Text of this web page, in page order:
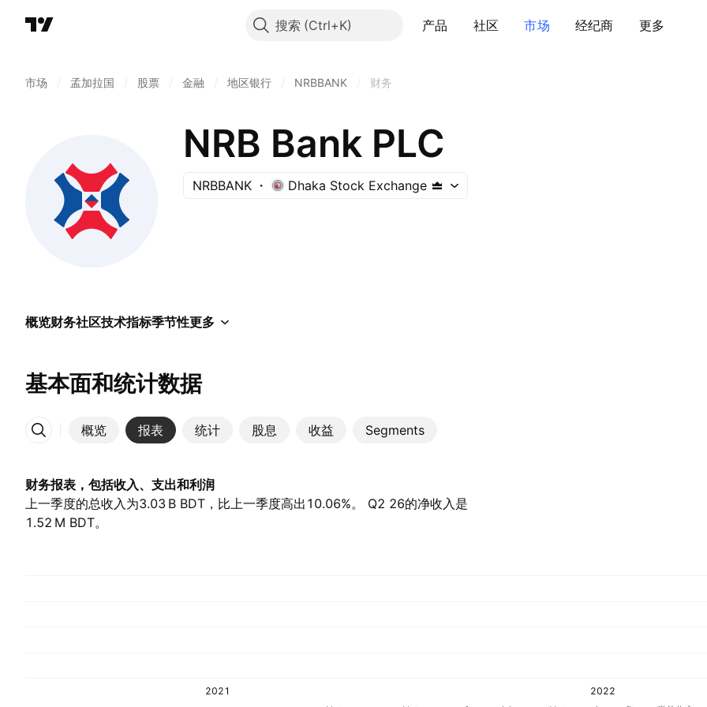
搜索 产品 社区 市场 经纪商 更多
市场 孟加拉国 股票 金融 地区银行 NRBBANK 财务
NRB Bank PLC
NRBBANK Dhaka Stock Exchange
概览财务社区技术指标季节性更多
基本面和统计数据
概览 报表 统计 股息 收益 Segments
更多
财务报表，包括收入、支出和利润
上一季度的总收入为‪3.03 B‬ BDT，比上一季度高出10.06%。 Q2 26的净收入是‪
1.52 M‬ BDT。
2021
2022